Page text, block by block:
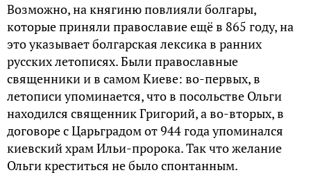
Возможно, на княгиню повлияли болгаpы,
котоpые приняли православие ещё в 865 году, на
это указывает болгарская лексика в ранних
русских летописях. Были православные
священники и в самом Киеве: во-первых, в
летописи упоминается, что в посольстве Ольги
находился священник Григорий, а во-вторых, в
договоре с Царьградом от 944 года упоминался
киевский храм Ильи-пророка. Так что желание
Ольги креститься не было спонтанным.